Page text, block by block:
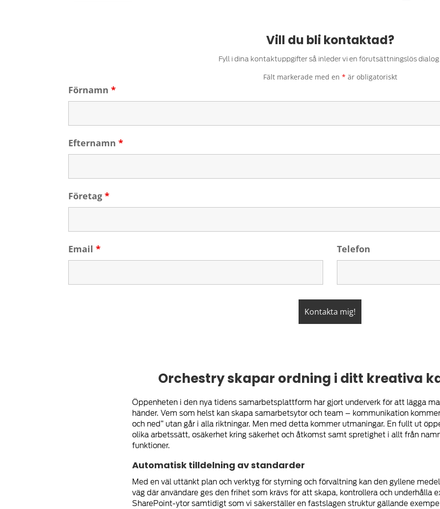
Vill du bli kontaktad?
Fyll i dina kontaktuppgifter så inleder vi en förutsättningslös
Fält markerade med en * är obligatoriskt
Förnamn*
Efternamn*
Företag*
Email* Telefon
Orchestry skapar ordning i ditt kreativa
Öppenheten i den nya tidens samarbetsplattform har gjort underverk för att lägga
händer. Vem som helst kan skapa samarbetsytor och team – kommunikation
och ned” utan går i alla riktningar. Men med detta kommer utmaningar. En fullt ut
olika arbetssätt, osäkerhet kring säkerhet och åtkomst samt spretighet i allt från
funktioner.
Automatisk tilldelning av standarder
Med en väl uttänkt plan och verktyg för styrning och förvaltning kan den gyllene
väg där användare ges den frihet som krävs för att skapa, kontrollera och underhålla
SharePoint-ytor samtidigt som vi säkerställer en fastslagen struktur gällande